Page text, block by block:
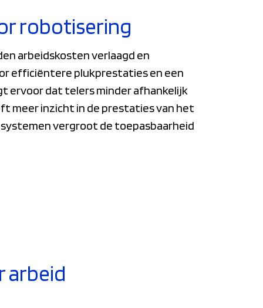
robotisering
arbeidskosten verlaagd en
efficiëntere plukprestaties en een
ervoor dat telers minder afhankelijk
meer inzicht in de prestaties van het
vergroot de toepasbaarheid
arbeid